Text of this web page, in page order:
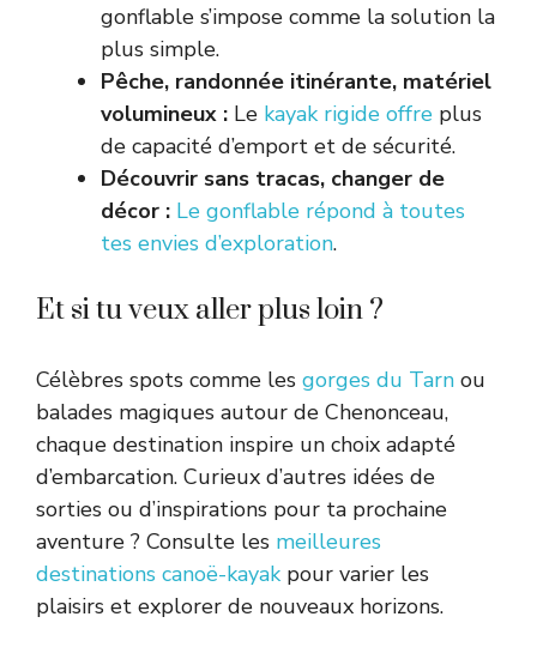
gonflable s’impose comme la solution la
plus simple.
Pêche, randonnée itinérante, matériel
volumineux : Le kayak rigide offre plus
de capacité d’emport et de sécurité.
Découvrir sans tracas, changer de
décor : Le gonflable répond à toutes
tes envies d’exploration.
Et si tu veux aller plus loin ?
Célèbres spots comme les gorges du Tarn ou
balades magiques autour de Chenonceau,
chaque destination inspire un choix adapté
d’embarcation. Curieux d’autres idées de
sorties ou d’inspirations pour ta prochaine
aventure ? Consulte les meilleures
destinations canoë-kayak pour varier les
plaisirs et explorer de nouveaux horizons.